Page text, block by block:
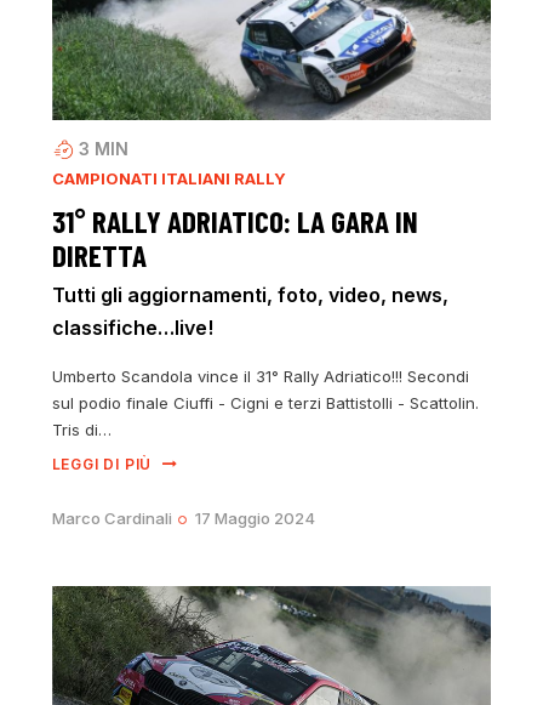
3 MIN
CAMPIONATI ITALIANI RALLY
31° RALLY ADRIATICO: LA GARA IN
DIRETTA
Tutti gli aggiornamenti, foto, video, news,
classifiche…live!
Umberto Scandola vince il 31° Rally Adriatico!!! Secondi
sul podio finale Ciuffi - Cigni e terzi Battistolli - Scattolin.
Tris di…
LEGGI DI PIÙ
Marco Cardinali 17 Maggio 2024